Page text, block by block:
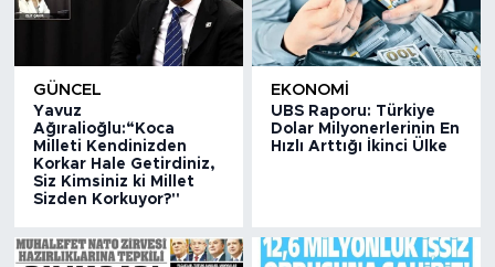
GÜNCEL
Yavuz
Ağıralioğlu:“Koca
Milleti Kendinizden
Korkar Hale Getirdiniz,
Siz Kimsiniz ki Millet
Sizden Korkuyor?''
EKONOMİ
UBS Raporu: Türkiye
Dolar Milyonerlerinin En
Hızlı Arttığı İkinci Ülke